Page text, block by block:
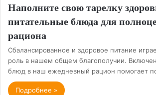
Наполните свою тарелку
питательные блюда для
рациона
Сбалансированное и здоровое питание
роль в нашем общем благополучии.
блюд в наш ежедневный рацион помогает
Подробнее »